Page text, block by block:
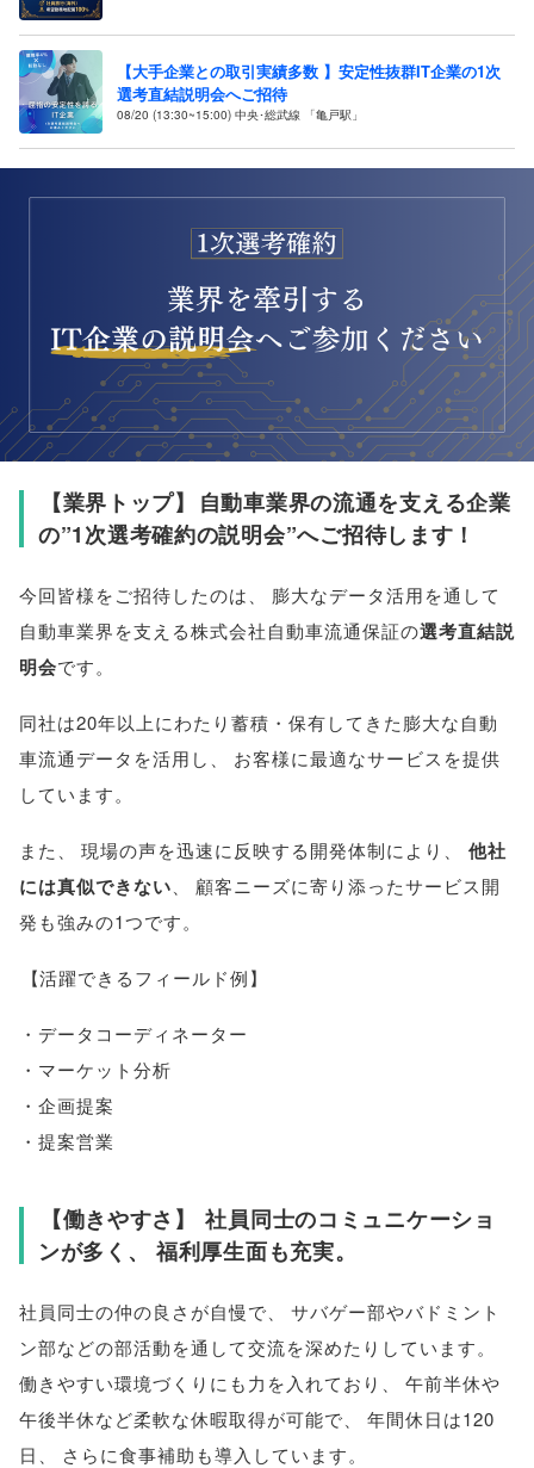
【大手企業との取引実績多数 】安定性抜群IT企業の1次
選考直結説明会へご招待
08/20 (13:30~15:00) 中央･総武線 「亀戸駅」
【業界トップ】 自動車業界の流通を支える企業
の”1次選考確約の説明会”へご招待します！
今回皆様をご招待したのは
膨大なデータ活用を通して
自動車業界を支える株式会社自動車流通保証の選考直結説
明会です。
同社は20年以上にわたり蓄積・保有してきた膨大な自動
車流通データを活用し
お客様に最適なサービスを提供
しています。
また 現場の声を迅速に反映する開発体制により
他社
には真似できない
顧客ニーズに寄り添ったサービス開
発も強みの1つです。
【活躍できるフィールド例】
・データコーディネーター
・マーケット分析
・企画提案
・提案営業
【働きやすさ 】
社員同士のコミュニケーショ
ンが多く 、 福利厚生面も充実。
社員同士の仲の良さが自慢で
サバゲー部やバドミント
ン部などの部活動を通して交流を深めたりしています。
働きやすい環境づくりにも力を入れており
午前半休や
午後半休など柔軟な休暇取得が可能で
年間休日は120
日
さらに食事補助も導入しています。